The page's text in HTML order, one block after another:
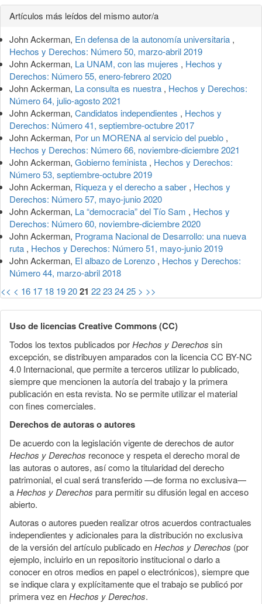
Detalles
del
artículo
Artículos más leídos del mismo autor/a
John Ackerman, En defensa de la autonomía universitaria ,
Hechos y Derechos: Número 50, marzo-abril 2019
John Ackerman, La UNAM, con las mujeres , Hechos y
Derechos: Número 55, enero-febrero 2020
John Ackerman, La consulta es nuestra , Hechos y Derechos:
Número 64, julio-agosto 2021
John Ackerman, Candidatos independientes , Hechos y
Derechos: Número 41, septiembre-octubre 2017
John Ackerman, Por un MORENA al servicio del pueblo ,
Hechos y Derechos: Número 66, noviembre-diciembre 2021
John Ackerman, Gobierno feminista , Hechos y Derechos:
Número 53, septiembre-octubre 2019
John Ackerman, Riqueza y el derecho a saber , Hechos y
Derechos: Número 57, mayo-junio 2020
John Ackerman, La “democracia” del Tío Sam , Hechos y
Derechos: Número 60, noviembre-diciembre 2020
John Ackerman, Programa Nacional de Desarrollo: una nueva
ruta , Hechos y Derechos: Número 51, mayo-junio 2019
John Ackerman, El albazo de Lorenzo , Hechos y Derechos:
Número 44, marzo-abril 2018
<< < 16 17 18 192021 22232425 > >>
Uso de licencias Creative Commons (CC)
Todos los textos publicados porHechos y Derechos sin
excepción, se distribuyen amparados con la licencia CC BY-NC
4.0 Internacional, que permite a terceros utilizar lo publicado,
siempre que mencionen la autoría del trabajo y la primera
publicación en esta revista. No se permite utilizar el material
con fines comerciales.
Derechos de autoras o autores
De acuerdo con la legislación vigente de derechos de autor
Hechos y Derechos reconoce y respeta el derecho moral de
las autoras o autores, así como la titularidad del derecho
patrimonial, el cual será transferido —de forma no exclusiva—
aHechos y Derechos para permitir su difusión legal en acceso
abierto.
Autoras o autores pueden realizar otros acuerdos contractuales
independientes y adicionales para la distribución no exclusiva
de la versión del artículo publicado enHechos y Derechos (por
ejemplo, incluirlo en un repositorio institucional o darlo a
conocer en otros medios en papel o electrónicos), siempre que
se indique clara y explícitamente que el trabajo se publicó por
primera vez enHechos y Derechos.